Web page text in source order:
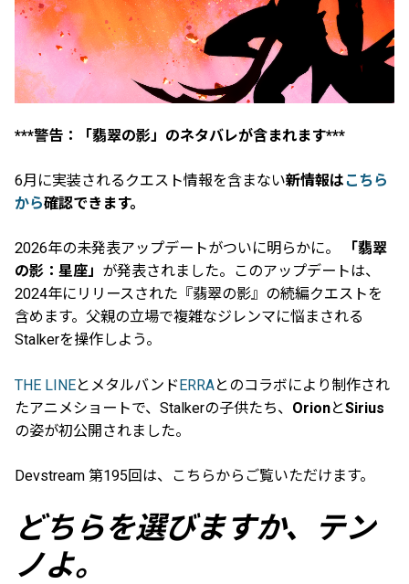
***警告：「翡翠の影」のネタバレが含まれます***
6月に実装されるクエスト情報を含まない新情報はこちら
から確認できます。
2026年の未発表アップデートがついに明らかに。
「翡翠
の影：星座」 が発表されました。このアップデートは、
2024年にリリースされた『翡翠の影』の続編クエストを
含めます。父親の立場で複雑なジレンマに悩まされる
Stalkerを操作しよう。
THE LINEとメタルバンドERRAとのコラボにより制作され
たアニメショートで、Stalkerの子供たち、 OrionとSirius
の姿が初公開されました。
Devstream 第195回は、こちらからご覧いただけます。
どちらを選びますか、テン
ノよ。